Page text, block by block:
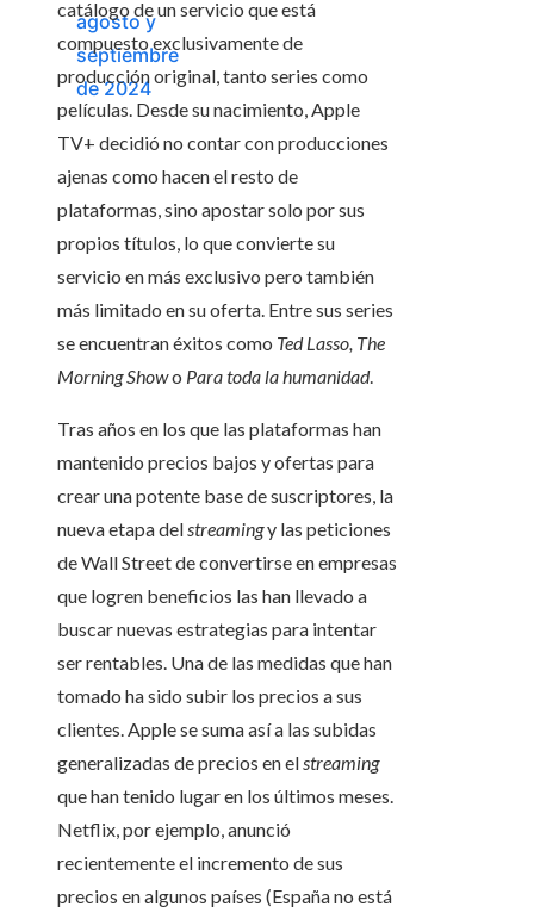
catálogo de un servicio que está
compuesto exclusivamente de
producción original, tanto series como
películas. Desde su nacimiento, Apple
TV+ decidió no contar con producciones
ajenas como hacen el resto de
plataformas, sino apostar solo por sus
propios títulos, lo que convierte su
servicio en más exclusivo pero también
más limitado en su oferta. Entre sus series
se encuentran éxitos como Ted Lasso, The
Morning Showo Para toda la humanidad.
Tras años en los que las plataformas han
mantenido precios bajos y ofertas para
crear una potente base de suscriptores, la
nueva etapa delstreamingy las peticiones
de Wall Street de convertirse en empresas
que logren beneficios las han llevado a
buscar nuevas estrategias para intentar
ser rentables. Una de las medidas que han
tomado ha sido subir los precios a sus
clientes. Apple se suma así a las subidas
generalizadas de precios en elstreaming
que han tenido lugar en los últimos meses.
Netflix, por ejemplo, anunció
recientemente el incremento de sus
precios en algunos países (España no está